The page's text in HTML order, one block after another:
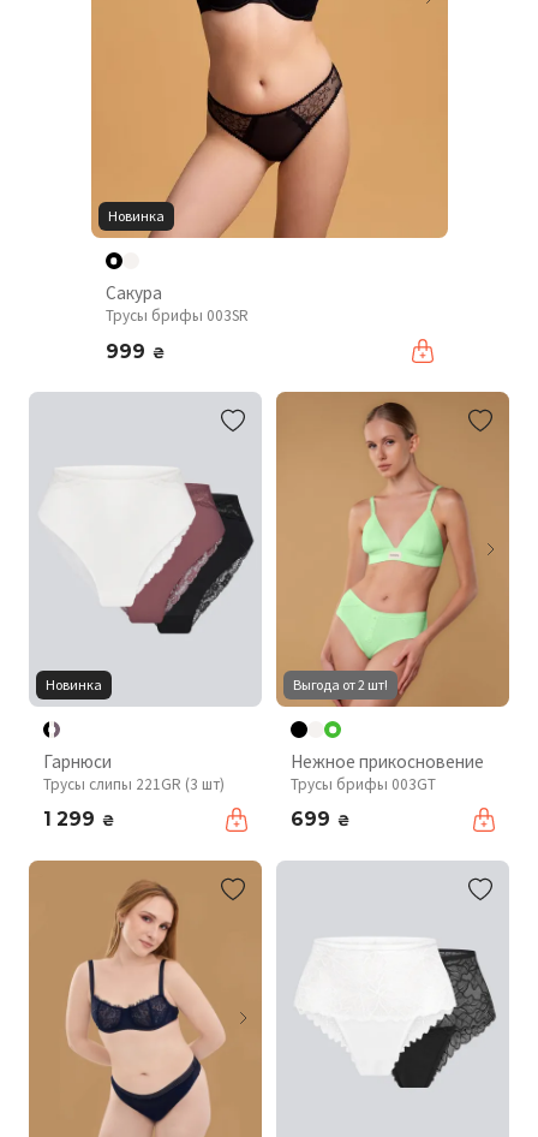
Новинка
Сакура
Трусы брифы 003SR
999 ₴
Новинка
Гарнюси
Трусы слипы 221GR (3 шт)
1 299 ₴
Выгода от 2 шт!
Нежное прикосновение
Трусы брифы 003GT
699 ₴